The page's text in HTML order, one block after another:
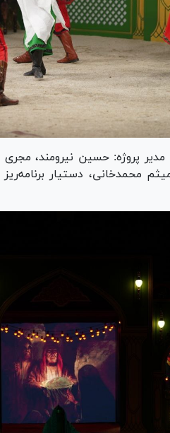
مدیر پروژه: حسین نیرومند،
محمدخانی، دستیار